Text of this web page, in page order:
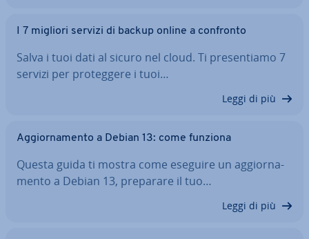
I 7 migliori servizi di backup online a confronto
Salva i tuoi dati al sicuro nel cloud. Ti pre­sen­tia­mo 7
servizi per pro­teg­ge­re i tuoi…
Leggi di più
Ag­gior­na­men­to a Debian 13: come funziona
Questa guida ti mostra come eseguire un ag­gior­na­
men­to a Debian 13, preparare il tuo…
Leggi di più